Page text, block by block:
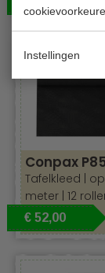
Instellingen
Conpax
Tafelkleed |
meter | 12
€ 52,00